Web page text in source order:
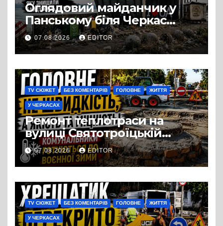
Оглядовий майданчик у
Панському біля Черкас
перетворився на занедбане
сміттєзвалище
07.08.2026 EDITOR
TV СЮЖЕТ БЕЗ КОМЕНТАРІВ ГОЛОВНЕ ЖИТТЯ
У ЧЕРКАСАХ
Ремонт теплотраси на
вулиці Святотроїцькій
затягнувся порівняно із
запланованими термінами.
Вулицю досі не відкрили
для руху
07.08.2026 EDITOR
TV СЮЖЕТ БЕЗ КОМЕНТАРІВ ГОЛОВНЕ ЖИТТЯ
У ЧЕРКАСАХ